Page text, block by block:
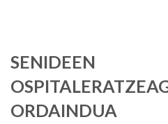
SENIDEEN
ORDAINDUA